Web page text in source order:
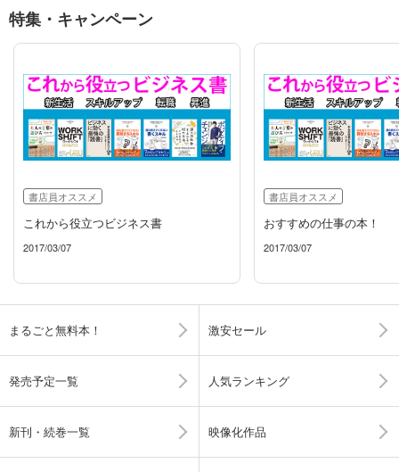
特集・キャンペーン
書店員オススメ
これから役立つビジネス書
2017/03/07
書店員オススメ
おすすめの仕事の本！
2017/03/07
まるごと無料本！ 激安セール
発売予定一覧 人気ランキング
新刊・続巻一覧 映像化作品